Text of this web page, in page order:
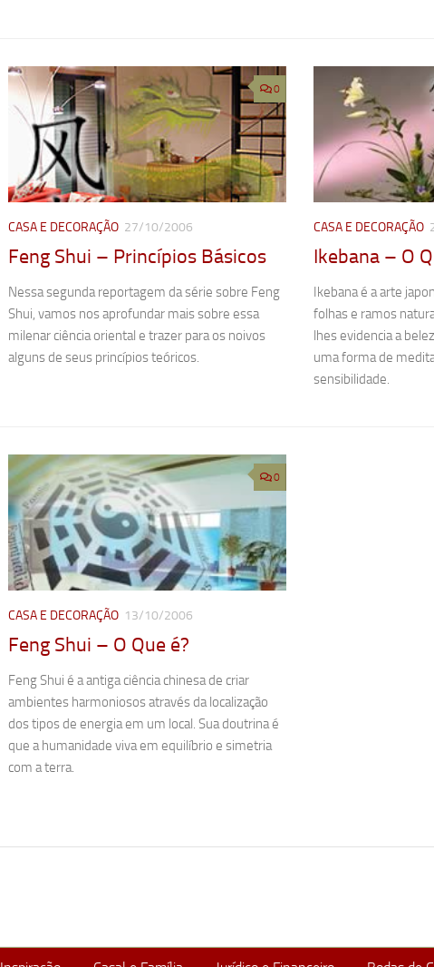
0
CASA E DECORAÇÃO 27/10/2006
Feng Shui – Princípios Básicos
Nessa segunda reportagem da série sobre Feng
Shui, vamos nos aprofundar mais sobre essa
milenar ciência oriental e trazer para os noivos
alguns de seus princípios teóricos.
CASA E DECORAÇÃO
Ikebana – O
Ikebana é a arte
folhas e ramos
lhes evidencia a
uma forma de
sensibilidade.
0
CASA E DECORAÇÃO 13/10/2006
Feng Shui – O Que é?
Feng Shui é a antiga ciência chinesa de criar
ambientes harmoniosos através da localização
dos tipos de energia em um local. Sua doutrina é
que a humanidade viva em equilíbrio e simetria
com a terra.